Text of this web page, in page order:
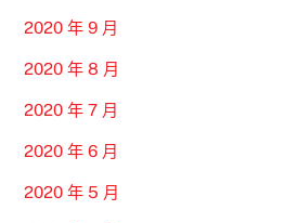
2020 年 9 月
2020 年 8 月
2020 年 7 月
2020 年 6 月
2020 年 5 月